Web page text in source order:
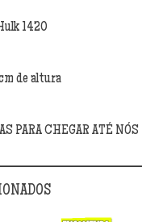
1420
de altura
PARA CHEGAR ATÉ NÓS